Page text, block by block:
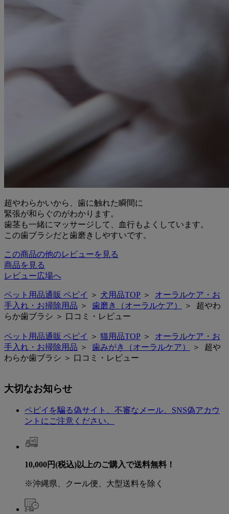
超やわらかいから、歯に触れた瞬間に
緊張が和らぐのがわかります。
歯茎も一緒にマッサージして、血行もよくしています。
この歯ブラシだと歯磨きしやすいです。
この商品の他のレビューを見る
商品を見る
レビュー広場へ
ペット用品通販 ペピイ ＞ 犬用品TOP ＞ オーラルケア・お
手入れ・お掃除用品 ＞ 歯磨き（オーラルケア）
＞ 超やわ
らか歯ブラシ ＞ 口コミ・レビュー
ペット用品通販 ペピイ ＞ 猫用品TOP ＞ オーラルケア・お
手入れ・お掃除用品 ＞ 歯みがき（オーラルケア）
＞ 超や
わらか歯ブラシ ＞ 口コミ・レビュー
大切なお知らせ
ペピイを騙る偽サイト、不審なメール、SNS偽アカウ
ントにご注意ください。
10,000円(税込)以上のご購入で送料無料！
※沖縄県、クール便、大型送料を除く